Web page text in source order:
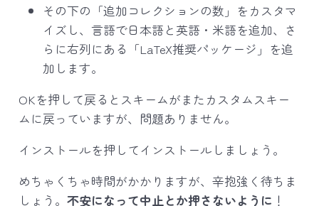
その下の「追加コレクションの数」をカスタマ
イズし、言語で日本語と英語・米語を追加、さ
らに右列にある「LaTeX推奨パッケージ」を追
加します。
OKを押して戻るとスキームがまたカスタムスキー
ムに戻っていますが、問題ありません。
インストールを押してインストールしましょう。
めちゃくちゃ時間がかかりますが、辛抱強く待ちま
しょう。 不安になって中止とか押さないように ！